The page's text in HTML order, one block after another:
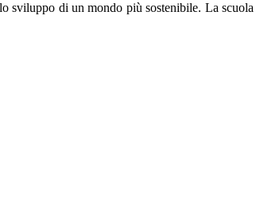
sviluppo di un mondo più sostenibile. La scuola